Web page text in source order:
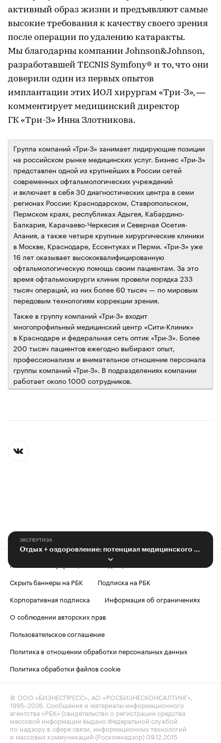
активный образ жизни и предъявляют самые
высокие требования к качеству своего зрения
после операции по удалению катаракты.
Мы благодарны компании Johnson&Johnson,
разработавшей TECNIS Symfony® и то, что они
доверили один из первых опытов
имплантации этих ИОЛ хирургам «Три-З», —
комментирует медицинский директор
ГК «Три-З» Инна Злотникова.
Группа компаний «Три-З» занимает лидирующие позиции
на российском рынке медицинских услуг. Бизнес «Три-З»
представлен одной из крупнейших в России сетей
современных офтальмологических учреждений
и включает в себя 30 диагностических центра в семи
регионах России: Краснодарском, Ставропольском,
Пермском краях, республиках Адыгея, Кабардино-
Балкария, Карачаево-Черкесия и Северная Осетия-
Алания, а также четыре крупные хирургические клиники
в Москве, Краснодаре, Ессентуках и Перми. «Три-З» уже
16 лет оказывает высококвалифицированную
офтальмологическую помощь своим пациентам. За это
время офтальмохирурги клиник провели порядка 233
тысяч операций, из них более 60 тысяч — по мировым
передовым технологиям коррекции зрения.
Также в группу компаний «Три-З» входит
многопрофильный медицинский центр «Сити-Клиник»
в Краснодаре и федеральная сеть оптик «Три-З». Более
200 тысяч пациентов ежегодно выбирают опыт,
профессионализм и внимательное отношение персонала
группы компаний «Три-З». В подразделениях компании
работает около 1000 сотрудников.
ЭКСПЕРТИЗА
Отдых + оздоровление: потенциал медицинского туризма в СКФО
Контактная информация
Скрыть баннеры на РБК
Подписка на РБК
Корпоративная подписка
Информация об ограничениях
О соблюдении авторских прав
Пользовательское соглашение
Политика в отношении обработки персональных данных
Политика обработки файлов cookie
© ООО «БИЗНЕСПРЕСС», АО «РОСБИЗНЕСКОНСАЛТИНГ»,
1995–2026. Сообщения и материалы информационного
агентства «РБК» (свидетельство о регистрации средства
массовой информации выдано Федеральной службой
по надзору в сфере связи, информационных технологий
и массовых коммуникаций (Роскомнадзор) 09.12.2015